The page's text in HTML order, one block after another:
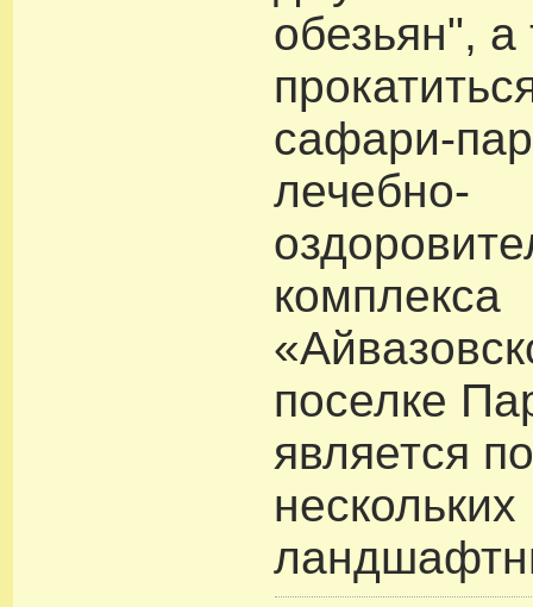
обезьян", а
сафари-
лечебно-
комплекса
поселке
является
нескольких